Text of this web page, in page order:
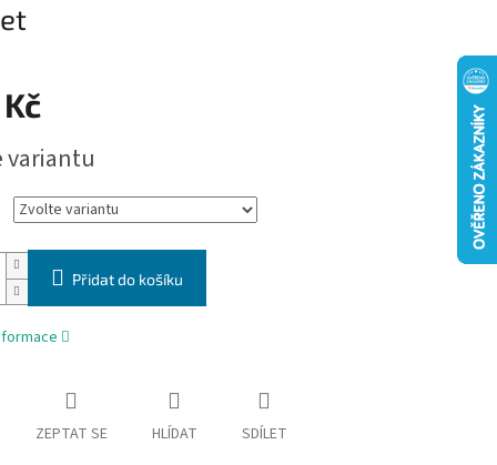
variantu
Přidat do košíku
ZEPTAT SE HLÍDAT SDÍLET